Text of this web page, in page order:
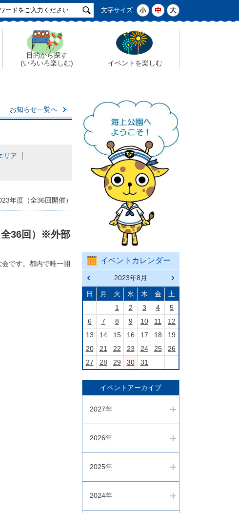
文字サイズ
目的から探す
(いろいろ楽しむ)
イベントを楽しむ
お知らせ一覧へ
リア
年度（全36回開催）
全36回）※外部
です。都内で唯一開
イベントカレンダー
前の
月へ
戻る
2023年8月
次の
月へ
進む
日 月 火 水 木 金
土
1
2 3 4
5
6
7 8 9 10 11
12
13
14 15 16 17 18
19
20
21 22 23 24 25
26
27
28 29 30 31
イベントアーカイブ
2027年
2026年
2025年
2024年